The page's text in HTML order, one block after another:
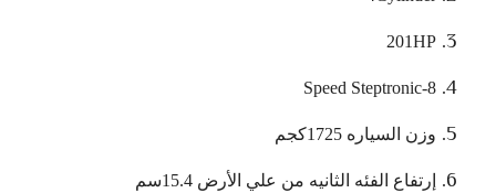
201HP
8-Speed Steptronic
وزن السياره 1725كجم
إرتفاع الفئه الثانيه من علي الأرض 15.4سم